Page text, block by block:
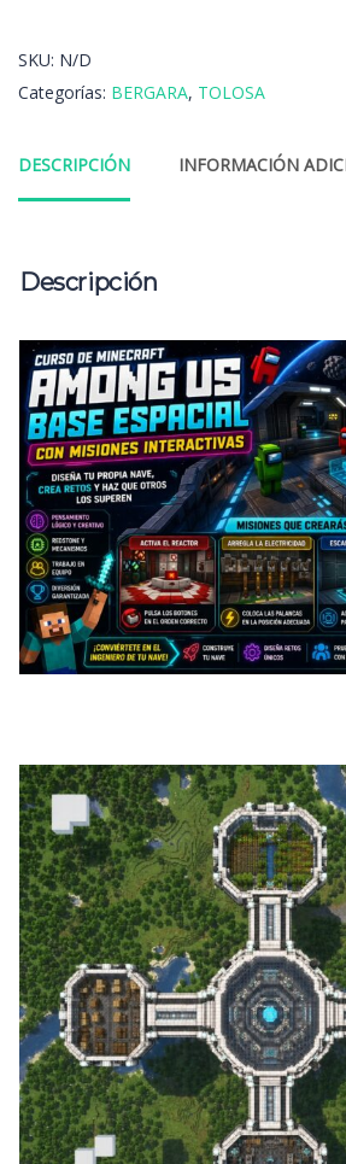
SKU: N/D
Categorías: BERGARA, TOLOSA
DESCRIPCIÓN INFORMACIÓN
Descripción